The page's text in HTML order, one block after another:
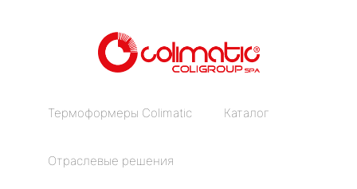
Термоформеры Colimatic Каталог
Отраслевые решения